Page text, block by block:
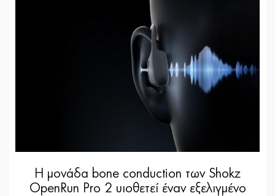
Η μονάδα bone conduction των Shokz
OpenRun Pro 2 υιοθετεί έναν εξελιγμένο